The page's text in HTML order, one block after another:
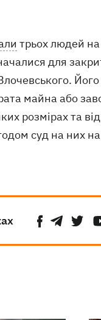
трьох людей
для
майна або
розмірах та
суд на них